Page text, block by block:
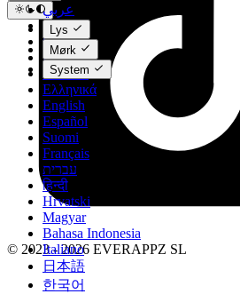
عربي
Català
Čeština
Dansk
Deutsch
Ελληνικά
English
Español
Suomi
Français
עברית
हिन्दी
Hrvatski
Magyar
Bahasa Indonesia
Italiano
日本語
한국어
Lys
Mørk
System
© 2023 - 2026 EVERAPPZ SL